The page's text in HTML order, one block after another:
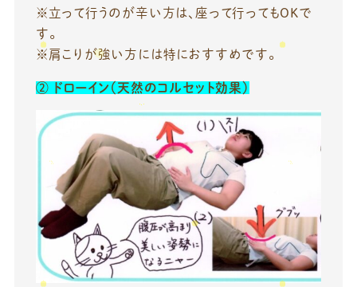
※立って行うのが辛い方は、座って行ってもOKで
す。
※肩こりが強い方には特におすすめです。
② ドローイン（天然のコルセット効果）